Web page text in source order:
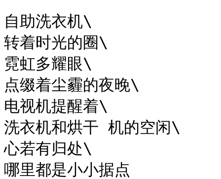
自助洗衣机\
转着时光的圈\
霓虹多耀眼\
点缀着尘霾的夜晚\
电视机提醒着\
洗衣机和烘干 机的空闲\
心若有归处\
哪里都是小小据点